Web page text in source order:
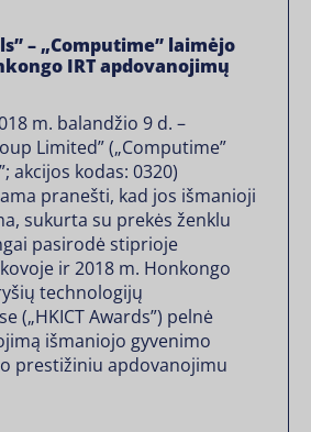
– „Computime” laimėjo
IRT apdovanojimų
m. balandžio 9 d. –
Limited” („Computime”
akcijos kodas: 0320)
pranešti, kad jos išmanioji
sukurta su prekės ženklu
pasirodė stiprioje
ir 2018 m. Honkongo
technologijų
(„HKICT Awards”) pelnė
išmaniojo gyvenimo
prestižiniu apdovanojimu